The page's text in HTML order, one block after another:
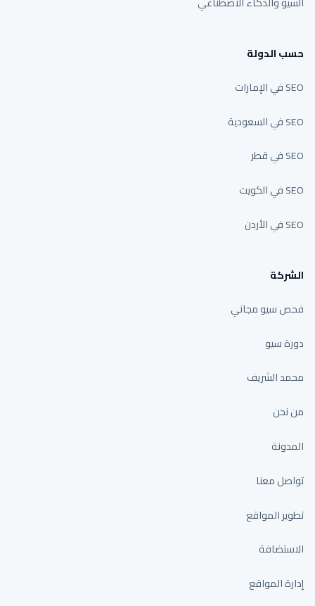
حسب الدولة
SEO في الإمارات
SEO في السعودية
SEO في قطر
SEO في الكويت
SEO في الأردن
الشركة
فحص سيو مجاني
دورة سيو
محمد الشريف
من نحن
المدونة
تواصل معنا
تطوير المواقع
الاستضافة
إدارة المواقع